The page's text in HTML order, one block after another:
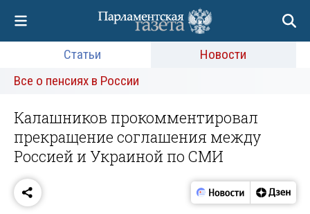
Статьи
Новости
Все о пенсиях в России
Калашников прокомментировал
прекращение соглашения между
Россией и Украиной по СМИ